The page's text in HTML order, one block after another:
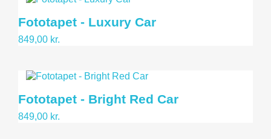
Fototapet - Luxury Car
849,00 kr.
Fototapet - Bright Red Car
849,00 kr.